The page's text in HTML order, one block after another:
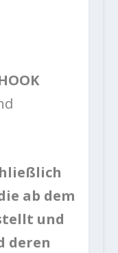
ab dem
und
deren